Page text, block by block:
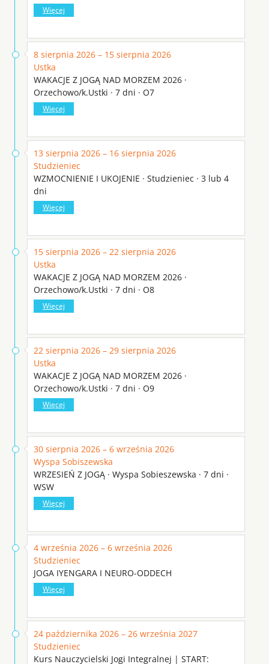
Więcej
8 sierpnia 2026 – 15 sierpnia 2026
Ustka
WAKACJE Z JOGĄ NAD MORZEM 2026 ·
Orzechowo/k.Ustki · 7 dni · O7
Więcej
13 sierpnia 2026 – 16 sierpnia 2026
Studzieniec
WZMOCNIENIE I UKOJENIE · Studzieniec · 3 lub 4
dni
Więcej
15 sierpnia 2026 – 22 sierpnia 2026
Ustka
WAKACJE Z JOGĄ NAD MORZEM 2026 ·
Orzechowo/k.Ustki · 7 dni · O8
Więcej
22 sierpnia 2026 – 29 sierpnia 2026
Ustka
WAKACJE Z JOGĄ NAD MORZEM 2026 ·
Orzechowo/k.Ustki · 7 dni · O9
Więcej
30 sierpnia 2026 – 6 września 2026
Wyspa Sobiszewska
WRZESIEŃ Z JOGĄ · Wyspa Sobieszewska · 7 dni ·
WSW
Więcej
4 września 2026 – 6 września 2026
Studzieniec
JOGA IYENGARA I NEURO-ODDECH
Więcej
24 października 2026 – 26 września 2027
Studzieniec
Kurs Nauczycielski Jogi Integralnej | START: